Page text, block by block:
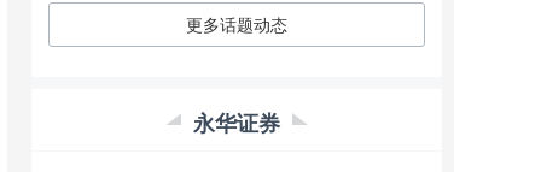
更多话题动态
永华证券